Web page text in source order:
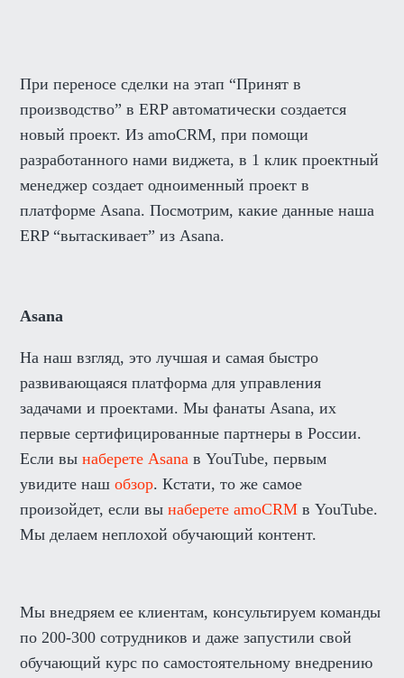
При переносе сделки на этап “Принят в
производство” в ERP автоматически создается
новый проект. Из amoCRM, при помощи
разработанного нами виджета, в 1 клик проектный
менеджер создает одноименный проект в
платформе Asana. Посмотрим, какие данные наша
ERP “вытаскивает” из Asana.
Asana
На наш взгляд, это лучшая и самая быстро
развивающаяся платформа для управления
задачами и проектами. Мы фанаты Asana, их
первые сертифицированные партнеры в России.
Если вынаберете Asana в YouTube, первым
увидите нашобзор. Кстати, то же самое
произойдет, если вынаберете amoCRM в YouTube.
Мы делаем неплохой обучающий контент.
Мы внедряем ее клиентам, консультируем команды
по 200-300 сотрудников и даже запустили свой
обучающий курс по самостоятельному внедрению